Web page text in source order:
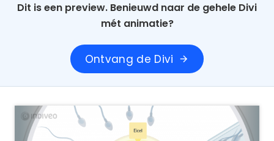
Dit is een preview. Benieuwd naar de gehele Divi
mét animatie?
Ontvang de Divi arrow_forward